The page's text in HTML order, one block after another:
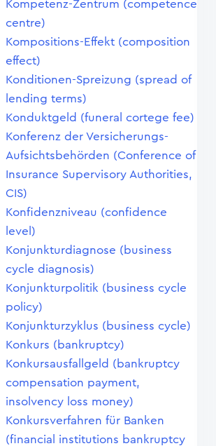
Kompetenz-Zentrum (competence
centre)
Kompositions-Effekt (composition
effect)
Konditionen-Spreizung (spread of
lending terms)
Konduktgeld (funeral cortege fee)
Konferenz der Versicherungs-
Aufsichtsbehörden (Conference of
Insurance Supervisory Authorities,
CIS)
Konfidenzniveau (confidence
level)
Konjunkturdiagnose (business
cycle diagnosis)
Konjunkturpolitik (business cycle
policy)
Konjunkturzyklus (business cycle)
Konkurs (bankruptcy)
Konkursausfallgeld (bankruptcy
compensation payment,
insolvency loss money)
Konkursverfahren für Banken
(financial institutions bankruptcy